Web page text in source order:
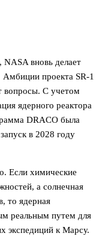
NASA вновь делает
Амбиции проекта SR-1
вопросы. С учетом
ядерного реактора
DRACO была
в 2028 году
Если химические
а солнечная
то ядерная
реальным путем для
экспедиций к Марсу.